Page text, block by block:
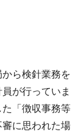
ら検針業務を
が行っていま
「徴収事務等
に思われた場